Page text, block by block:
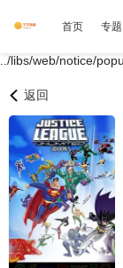
首页 专题
../libs/web/notice/
返回